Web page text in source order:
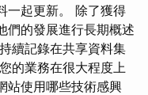
一起更新。 除了獲得
們的發展進行長期概述
續記錄在共享資料集
的業務在很大程度上
站使用哪些技術感興